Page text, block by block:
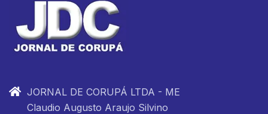
JORNAL DE CORUPÁ LTDA - ME
Claudio Augusto Araujo Silvino